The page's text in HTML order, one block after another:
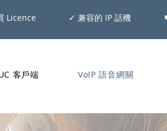
Licence ✓ 兼容的 IP 話機
客戶端 VoIP 語音網關